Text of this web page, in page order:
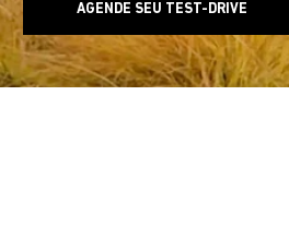
AGENDE SEU TEST-DRIVE